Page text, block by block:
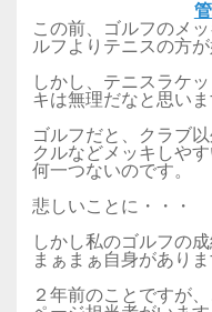
この前、ゴルフのメ
ルフよりテニスの方が
しかし、テニスラケ
キは無理だなと思いま
ゴルフだと、クラブ
クルなどメッキしや
何一つないのです。
悲しいことに・・・
しかし私のゴルフの
まぁまぁ自身がありま
２年前のことですが